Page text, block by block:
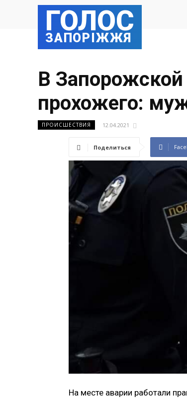
ГОЛОС
ЗАПОРІЖЖЯ
В Запорожской
прохожего:
ПРОИСШЕСТВИЯ 12.04.2021
Поделиться
На месте аварии работали